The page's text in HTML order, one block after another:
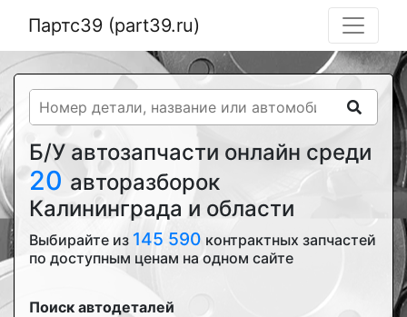
Партс39 (part39.ru)
Б/У автозапчасти онлайн среди
20 авторазборок
Калининграда и области
Выбирайте из 145 590 контрактных запчастей
по доступным ценам на одном сайте
Поиск автодеталей